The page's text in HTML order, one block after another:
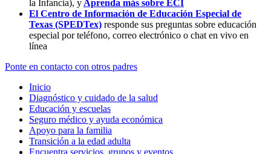
la Infancia), y Aprenda más sobre ECI
El Centro de Información de Educación Especial de
Texas (SPEDTex) responde sus preguntas sobre educación
especial por teléfono, correo electrónico o chat en vivo en
línea
Ponte en contacto con otros padres
Inicio
Diagnóstico y cuidado de la salud
Educación y escuelas
Seguro médico y ayuda económica
Apoyo para la familia
Transición a la edad adulta
Encuentra servicios, grupos y eventos